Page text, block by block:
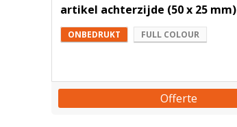
artikel achterzijde (50 x 25 mm)
ONBEDRUKT FULL COLOUR
Offerte